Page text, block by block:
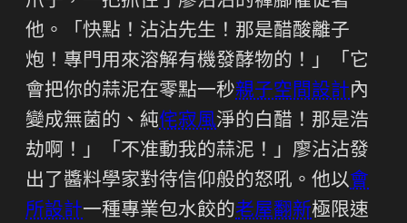
他。「快點！沾沾先生！那是醋酸離子
炮！專門用來溶解有機發酵物的！」「它
會把你的蒜泥在零點一秒親子空間設計 內
變成無菌的、純侘寂風淨的白醋！那是浩
劫啊！」「不准動我的蒜泥！」廖沾沾發
出了醬料學家對待信仰般的怒吼。他以會
所設計一種專業包水餃的老屋翻新極限速